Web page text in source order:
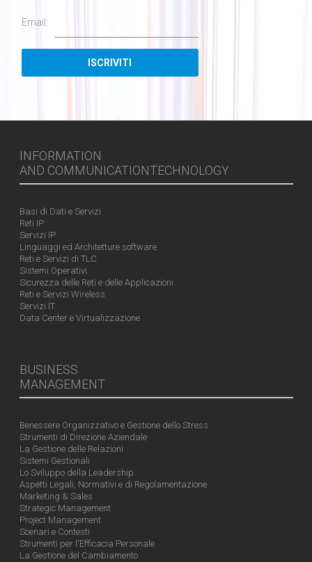
Email:
INFORMATION
AND COMMUNICATIONTECHNOLOGY
Basi di Dati e Servizi
Reti IP
Servizi IP
Linguaggi ed Architetture software
Reti e Servizi di TLC
Sistemi Operativi
Sicurezza delle Reti e delle Applicazioni
Reti e Servizi Wireless
Servizi IT
Data Center e Virtualizzazione
BUSINESS
MANAGEMENT
Benessere Organizzativo e Gestione dello Stress
Strumenti di Direzione Aziendale
La Gestione delle Relazioni
Sistemi Gestionali
Lo Sviluppo della Leadership
Aspetti Legali, Normativi e di Regolamentazione
Marketing & Sales
Strategic Management
Project Management
Scenari e Contesti
Strumenti per l'Efficacia Personale
La Gestione del Cambiamento